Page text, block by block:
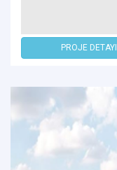
PROJE DETAYI